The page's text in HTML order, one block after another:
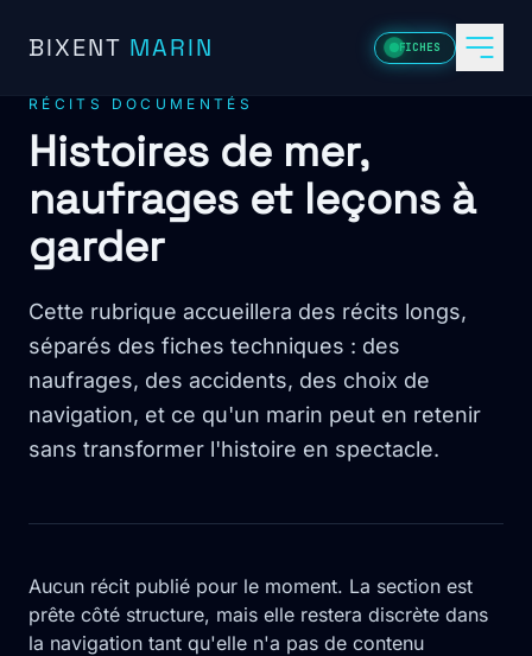
BIXENT MARIN FICHES
RÉCITS DOCUMENTÉS
Histoires de mer,
naufrages et leçons à
garder
Cette rubrique accueillera des récits longs,
séparés des fiches techniques : des
naufrages, des accidents, des choix de
navigation, et ce qu'un marin peut en retenir
sans transformer l'histoire en spectacle.
Aucun récit publié pour le moment. La section est
prête côté structure, mais elle restera discrète dans
la navigation tant qu'elle n'a pas de contenu